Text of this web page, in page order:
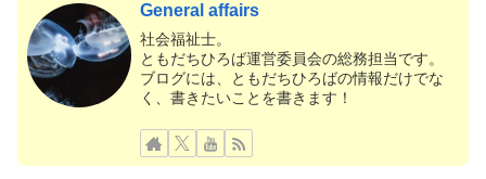
General affairs
社会福祉士。
ともだちひろば運営委員会の総務担当です。
ブログには、ともだちひろばの情報だけでな
く、書きたいことを書きます！